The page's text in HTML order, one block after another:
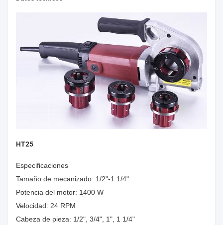
HT25
Especificaciones
Tamaño de mecanizado: 1/2"-1 1/4"
Potencia del motor: 1400 W
Velocidad: 24 RPM
Cabeza de pieza: 1/2", 3/4", 1", 1 1/4"